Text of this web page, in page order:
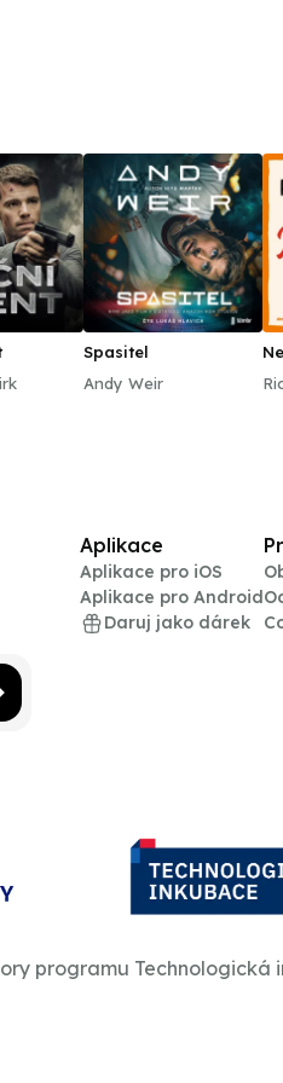
Spasitel
Andy Weir
Aplikace
Aplikace pro iOS
Aplikace pro Android
Daruj jako dárek
programu Technologická